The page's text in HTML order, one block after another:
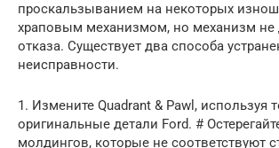
проскальзыванием на некоторых
храповым механизмом, но механизм не
отказа. Существует два способа
неисправности.
1. Измените Quadrant & Pawl, используя
оригинальные детали Ford. #
молдингов, которые не соответствуют